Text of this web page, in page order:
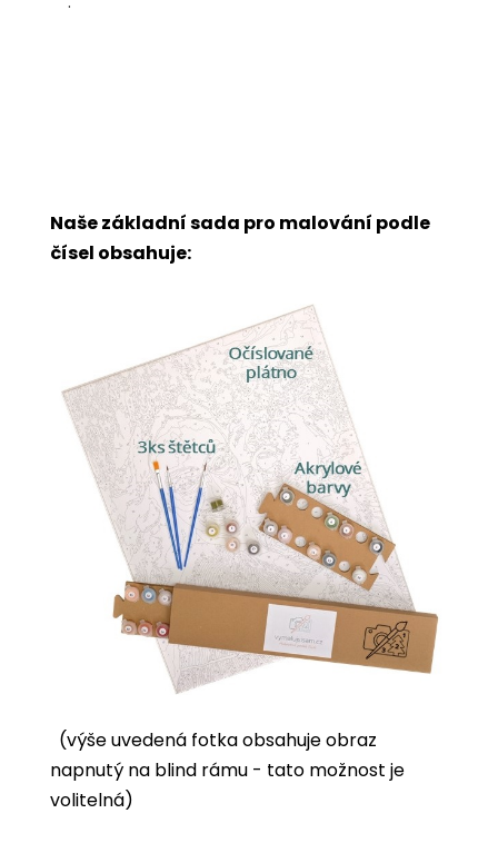
Naše základní sada pro malování podle
čísel obsahuje:
(výše uvedená fotka obsahuje obraz
napnutý na blind rámu - tato možnost je
volitelná)